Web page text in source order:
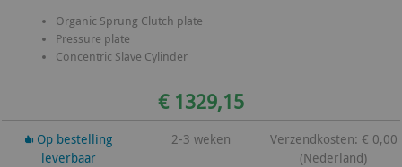
Organic Sprung Clutch plate
Pressure plate
Concentric Slave Cylinder
€ 1329,15
Op bestelling
leverbaar
2-3 weken
Verzendkosten: € 0,00
(Nederland)